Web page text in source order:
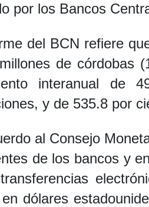
por los Bancos
del BCN refiere
de córdobas
interanual de
y de 535.8 por
al Consejo
de los bancos y
dólares